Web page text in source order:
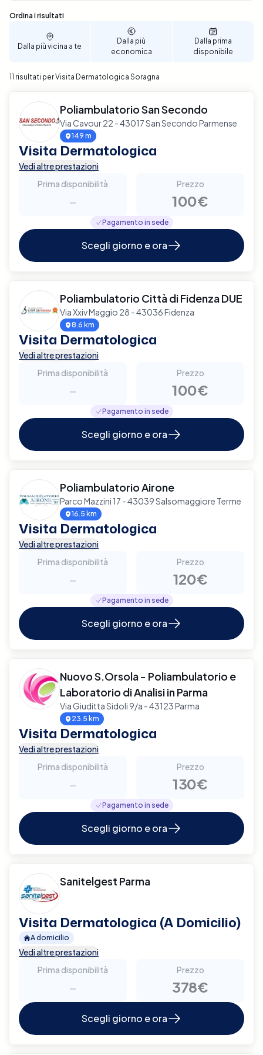
Sono stati trovati 11 risultati
Ordina i risultati
Dalla più vicina a te
Dalla più
economica
Dalla prima
disponibile
11 risultati per Visita Dermatologica Soragna
Poliambulatorio San Secondo
Via Cavour 22 - 43017 San Secondo Parmense
149 m
Visita Dermatologica
Vedi altre prestazioni
Prima disponibilità
-
Prezzo
100€
Pagamento in sede
Scegli giorno e ora
Poliambulatorio Città di Fidenza DUE
Via Xxiv Maggio 28 - 43036 Fidenza
8.6 km
Visita Dermatologica
Vedi altre prestazioni
Prima disponibilità
-
Prezzo
100€
Pagamento in sede
Scegli giorno e ora
Poliambulatorio Airone
Parco Mazzini 17 - 43039 Salsomaggiore Terme
16.5 km
Visita Dermatologica
Vedi altre prestazioni
Prima disponibilità
-
Prezzo
120€
Pagamento in sede
Scegli giorno e ora
Nuovo S.Orsola - Poliambulatorio e
Laboratorio di Analisi in Parma
Via Giuditta Sidoli 9/a - 43123 Parma
23.5 km
Visita Dermatologica
Vedi altre prestazioni
Prima disponibilità
-
Prezzo
130€
Pagamento in sede
Scegli giorno e ora
Sanitelgest Parma
Visita Dermatologica (A Domicilio)
A domicilio
Vedi altre prestazioni
Prima disponibilità
-
Prezzo
378€
Scegli giorno e ora